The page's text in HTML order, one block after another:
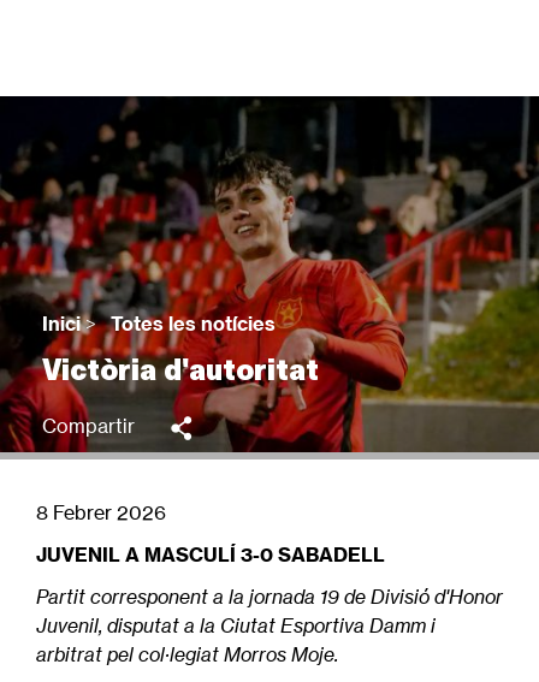
top
Fil
d'Ariadna
Inici > Totes les notícies
Victòria d'autoritat
Compartir
8 Febrer 2026
JUVENIL A MASCULÍ 3-0 SABADELL
Partit corresponent a la jornada 19 de Divisió d'Honor
Juvenil, disputat a la Ciutat Esportiva Damm i
arbitrat pel col·legiat Morros Moje.